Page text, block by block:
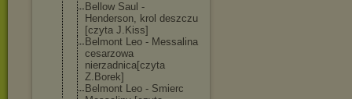
Bellow Saul -
Henderson, krol deszczu
[czyta J.Kiss]
Belmont Leo - Messalina
cesarzowa
nierzadnica[czyta
Z.Borek]
Belmont Leo - Smierc